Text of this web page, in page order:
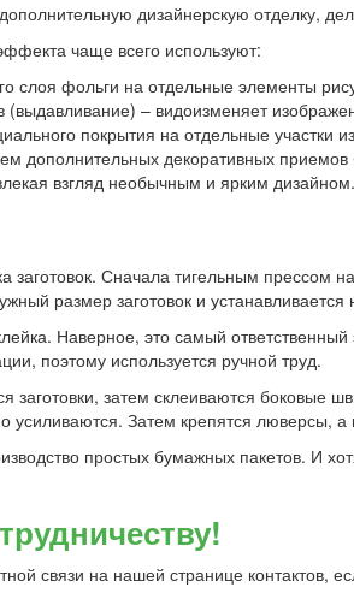
дизайнерскую отделку,
чаще всего используют:
слоя фольги на отдельные элементы
(выдавливание) – видоизменяет
покрытия на отдельные участки
дополнительных декоративных приемов
взгляд необычным и ярким дизайном.
заготовок. Сначала тигельным прессом
размер заготовок и устанавливается
Наверное, это самый
поэтому используется ручной труд.
заготовки, затем склеиваются боковые
усиливаются. Затем крепятся люверсы,
простых бумажных пакетов. И
связи на нашей странице контактов,